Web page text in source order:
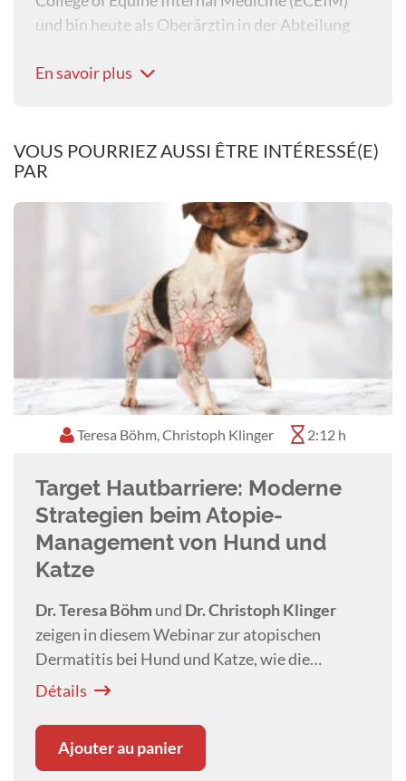
und bin heute als Oberärztin in der Abteilung
fachlicher Schwerpunkt liegt auf
En savoir plus
VOUS POURRIEZ AUSSI ÊTRE INTÉRESSÉ(E)
PAR
Teresa Böhm, Christoph Klinger 2:12 h
Target Hautbarriere: Moderne
Strategien beim Atopie-
Management von Hund und
Katze
Dr. Teresa Böhm und Dr. Christoph Klinger
zeigen in diesem Webinar zur atopischen
Dermatitis bei Hund und Katze, wie die
Hautbarriere stabilisiert und Entzündungen
Détails
Ajouter au panier